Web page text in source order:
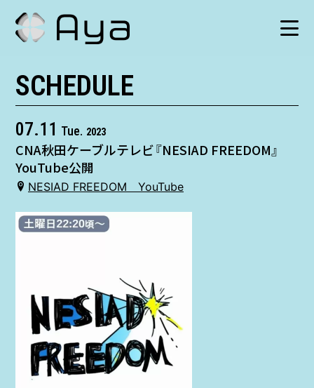
SCHEDULE
VIDEO
CONTACT
PROJECT
AYA Solo Project Crawl
SCHEDULE
07.11 Tue. 2023
CNA秋田ケーブルテレビ『NESIAD FREEDOM』
YouTube公開
NESIAD FREEDOM YouTube